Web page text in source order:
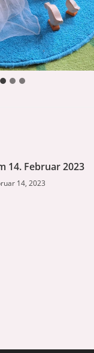
14. Februar 2023
14, 2023